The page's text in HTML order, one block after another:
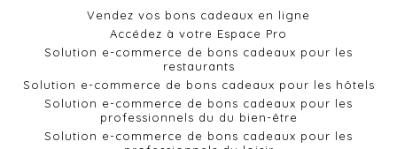
Vendez vos bons cadeaux en ligne
Accédez à votre Espace Pro
Solution e-commerce de bons cadeaux pour les
restaurants
Solution e-commerce de bons cadeaux pour les hôtels
Solution e-commerce de bons cadeaux pour les
professionnels du du bien-être
Solution e-commerce de bons cadeaux pour les